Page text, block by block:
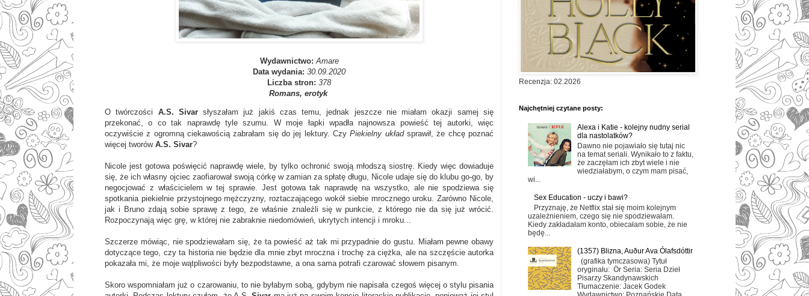
Wydawnictwo: Amare
Data wydania: 30.09.2020
Liczba stron: 378
Romans, erotyk
O twórczości A.S. Sivarsłyszałam już jakiś czas temu, jednak jeszcze nie miałam okazji samej się
przekonać, o co tak naprawdę tyle szumu. W moje łapki wpadła najnowsza powieść tej autorki, więc
oczywiście z ogromną ciekawością zabrałam się do jej lektury. CzyPiekielny układsprawił, że chcę poznać
więcej tworów A.S. Sivar?
Nicole jest gotowa poświęcić naprawdę wiele, by tylko ochronić swoją młodszą siostrę. Kiedy więc dowiaduje
się, że ich własny ojciec zaofiarował swoją córkę w zamian za spłatę długu, Nicole udaje się do klubu go-go, by
negocjować z właścicielem w tej sprawie. Jest gotowa tak naprawdę na wszystko, ale nie spodziewa się
spotkania piekielnie przystojnego mężczyzny, roztaczającego wokół siebie mrocznego uroku. Zarówno Nicole,
jak i Bruno zdają sobie sprawę z tego, że właśnie znaleźli się w punkcie, z którego nie da się już wrócić.
Rozpoczynają więc grę, w której nie zabraknie niedomówień, ukrytych intencji i mroku...
Szczerze mówiąc, nie spodziewałam się, że ta powieść aż tak mi przypadnie do gustu. Miałam pewne obawy
dotyczące tego, czy ta historia nie będzie dla mnie zbyt mroczna i trochę za ciężka, ale na szczęście autorka
pokazała mi, że moje wątpliwości były bezpodstawne, a ona sama potrafi czarować słowem pisanym.
Skoro wspomniałam już o czarowaniu, to nie byłabym sobą, gdybym nie napisała czegoś więcej o stylu pisania
Recenzja: 02.2026
Najchętniej czytane posty:
Alexa i Katie - kolejny nudny serial
dla nastolatków?
Dawno nie pojawiało się tutaj nic
na temat seriali. Wynikało to z faktu,
że zaczęłam ich zbyt wiele i nie
wiedziałabym, o czym mam pisać,
wi...
Sex Education - uczy i bawi?
Przyznaję, że Netflix stał się moim kolejnym
uzależnieniem, czego się nie spodziewałam.
Kiedy zakładałam konto, obiecałam sobie, że nie
będę...
(1357) Blizna, Auður Ava Ólafsdóttir
(grafika tymczasowa) Tytuł
oryginału: Ör Seria: Seria Dzieł
Pisarzy Skandynawskich
Tłumaczenie: Jacek Godek